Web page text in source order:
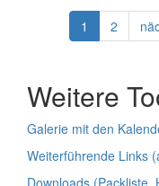
1 2
Weitere
Galerie mit den
Weiterführende Links
Downloads (Packliste,